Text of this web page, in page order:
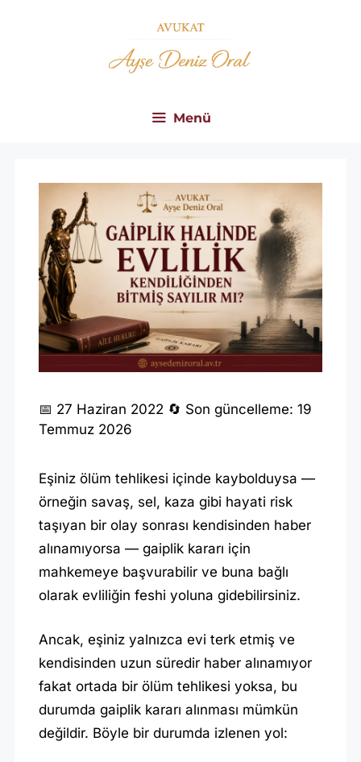
Menü
G
A
P
L
I
K
H
L
I
N
D
E
📅 27 Haziran 2022 🔄 Son güncelleme: 19
Temmuz 2026
Eşiniz ölüm tehlikesi içinde kaybolduysa —
örneğin savaş, sel, kaza gibi hayati risk
taşıyan bir olay sonrası kendisinden haber
alınamıyorsa — gaiplik kararı için
mahkemeye başvurabilir ve buna bağlı
olarak evliliğin feshi yoluna gidebilirsiniz.
Ancak, eşiniz yalnızca evi terk etmiş ve
kendisinden uzun süredir haber alınamıyor
fakat ortada bir ölüm tehlikesi yoksa, bu
durumda gaiplik kararı alınması mümkün
değildir. Böyle bir durumda izlenen yol: